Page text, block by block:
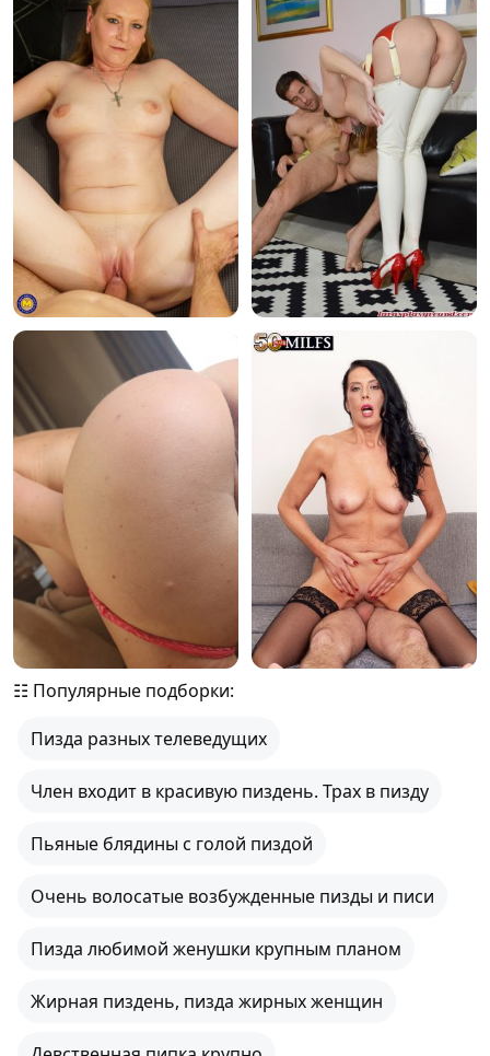
☷ Популярные подборки:
Пизда разных телеведущих
Член входит в красивую пиздень. Трах в пизду
Пьяные блядины с голой пиздой
Очень волосатые возбужденные пизды и писи
Пизда любимой женушки крупным планом
Жирная пиздень, пизда жирных женщин